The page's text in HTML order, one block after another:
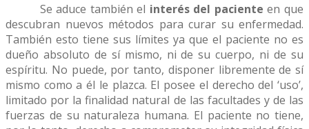
Se aduce también el interés del pacienteen que
descubran nuevos métodos para curar su enfermedad.
También esto tiene sus límites ya que el paciente no es
dueño absoluto de sí mismo, ni de su cuerpo, ni de su
espíritu. No puede, por tanto, disponer libremente de sí
mismo como a él le plazca. El posee el derecho del ‘uso’,
limitado por la finalidad natural de las facultades y de las
fuerzas de su naturaleza humana. El paciente no tiene,